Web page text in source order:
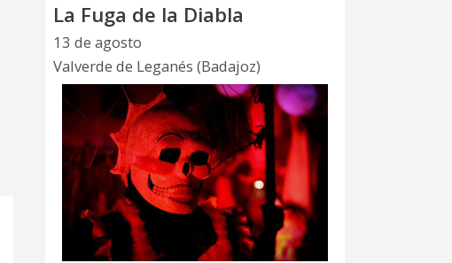
La Fuga de la Diabla
13 de agosto
Valverde de Leganés (Badajoz)